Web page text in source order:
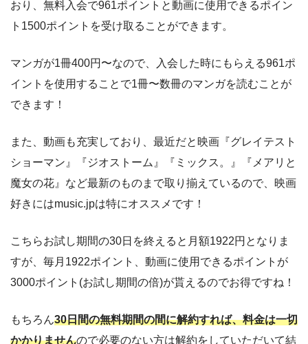
おり、無料入会で961ポイントと動画に使用できるポイン
ト1500ポイントを受け取ることができます。
マンガが1冊400円〜なので、入会した時にもらえる961ポ
イントを使用することで1冊〜数冊のマンガを読むことが
できます！
また、動画も充実しており、最近だと映画『グレイテスト
ショーマン』『ジオストーム』『ミックス。』『メアリと
魔女の花』など最新のものまで取り揃えているので、映画
好きにはmusic.jpは特にオススメです！
こちらお試し期間の30日を終えると月額1922円となりま
すが、毎月1922ポイント、動画に使用できるポイントが
3000ポイント(お試し期間の倍)が貰えるのでお得ですね！
もちろん30日間の無料期間の間に解約すれば、料金は一切
かかりませんので必要のない方は解約をしていただいて結